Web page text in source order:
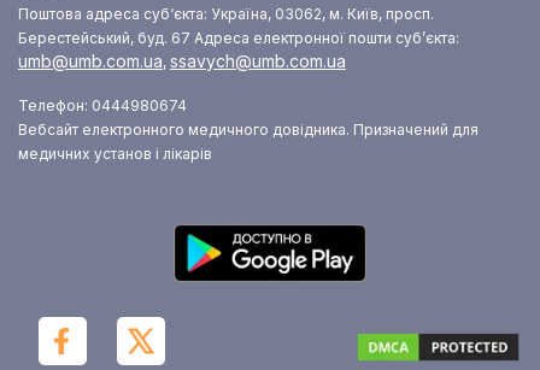
Поштова адреса суб‘єкта: Україна, 03062, м. Київ, просп.
Берестейський, буд. 67 Адреса електронної пошти суб’єкта:
umb@umb.com.ua, ssavych@umb.com.ua
Телефон: 0444980674
Вебсайт електронного медичного довідника. Призначений для
медичних установ і лікарів